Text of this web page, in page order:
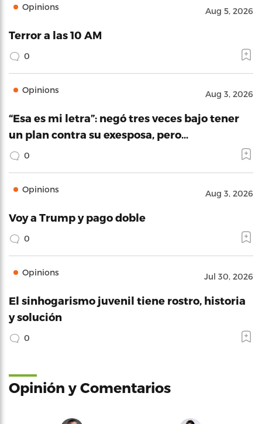
Opinions Aug 5, 2026
Terror a las 10 AM
0
Opinions Aug 3, 2026
“Esa es mi letra”: negó tres veces bajo tener
un plan contra su exesposa, pero…
0
Opinions Aug 3, 2026
Voy a Trump y pago doble
0
Opinions Jul 30, 2026
El sinhogarismo juvenil tiene rostro, historia
y solución
0
Opinión y Comentarios